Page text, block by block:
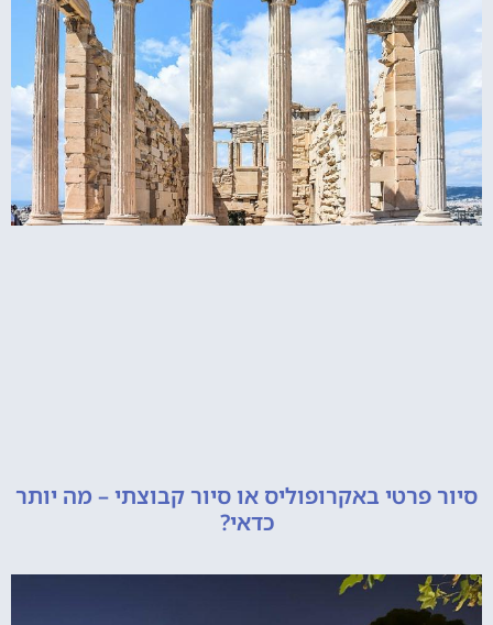
באקרופוליס או סיור קבוצתי – מה יותר